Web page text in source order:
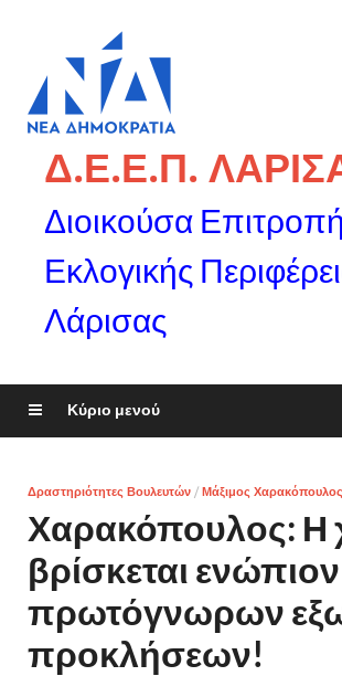
Δ.Ε.Ε.Π.
Διοικούσα Επιτροπή
Εκλογικής
Λάρισας
Κύριο μενού
Δραστηριότητες Βουλευτών / Μάξιμος Χαρακόπουλος
Χαρακόπουλος: Η
βρίσκεται ενώπιον
πρωτόγνωρων
προκλήσεων!